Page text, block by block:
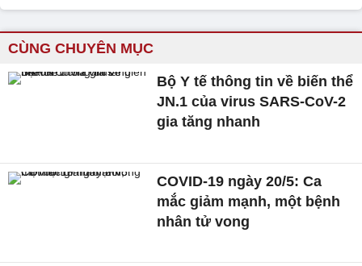
CÙNG CHUYÊN MỤC
Bộ Y tế thông tin về biến thể
JN.1 của virus SARS-CoV-2
gia tăng nhanh
COVID-19 ngày 20/5: Ca
mắc giảm mạnh, một bệnh
nhân tử vong